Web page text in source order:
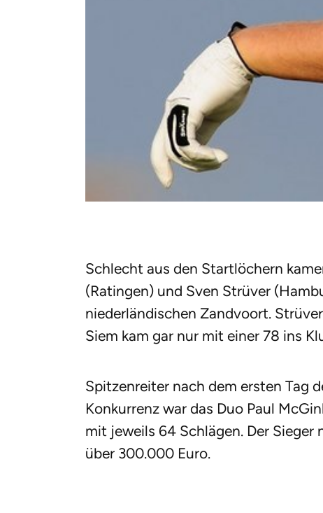
Schlecht aus den Startlöchern
(Ratingen) und Sven Strüver
niederländischen Zandvoort.
Siem kam gar nur mit einer 78 ins
Spitzenreiter nach dem ersten Tag
Konkurrenz war das Duo Paul
mit jeweils 64 Schlägen. Der Sieger
über 300.000 Euro.